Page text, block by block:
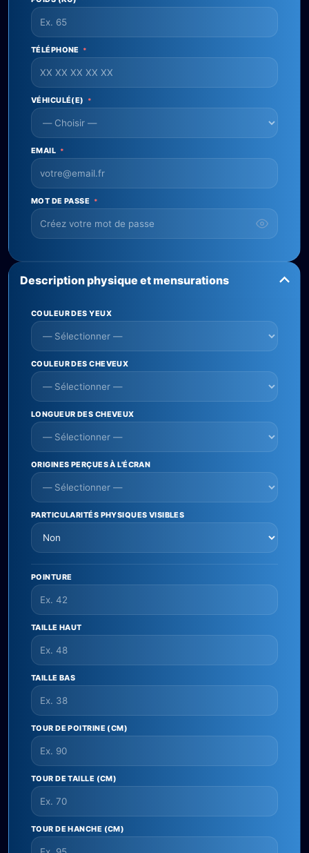
TÉLÉPHONE *
VÉHICULÉ(E) *
EMAIL *
MOT DE PASSE *
Description physique et mensurations
COULEUR DES YEUX
COULEUR DES CHEVEUX
LONGUEUR DES CHEVEUX
ORIGINES PERÇUES À L'ÉCRAN
PARTICULARITÉS PHYSIQUES VISIBLES
POINTURE
TAILLE HAUT
TAILLE BAS
TOUR DE POITRINE (CM)
TOUR DE TAILLE (CM)
TOUR DE HANCHE (CM)